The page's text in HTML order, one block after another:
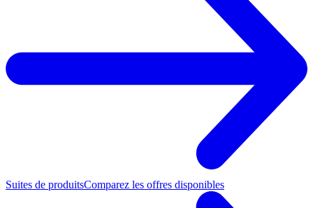
Suites de produitsComparez les offres disponibles